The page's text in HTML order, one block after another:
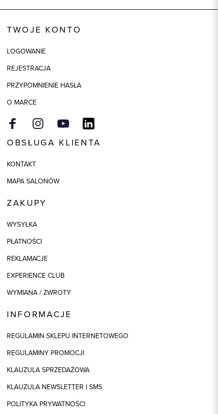
Skład tkaniny
Model
TWOJE KONTO
LOGOWANIE
REJESTRACJA
PRZYPOMNIENIE HASŁA
O MARCE
OBSŁUGA KLIENTA
KONTAKT
MAPA SALONÓW
ZAKUPY
WYSYŁKA
PŁATNOŚCI
REKLAMACJE
EXPERIENCE CLUB
WYMIANA / ZWROTY
INFORMACJE
REGULAMIN SKLEPU INTERNETOWEGO
REGULAMINY PROMOCJI
KLAUZULA SPRZEDAŻOWA
KLAUZULA NEWSLETTER I SMS
POLITYKA PRYWATNOŚCI